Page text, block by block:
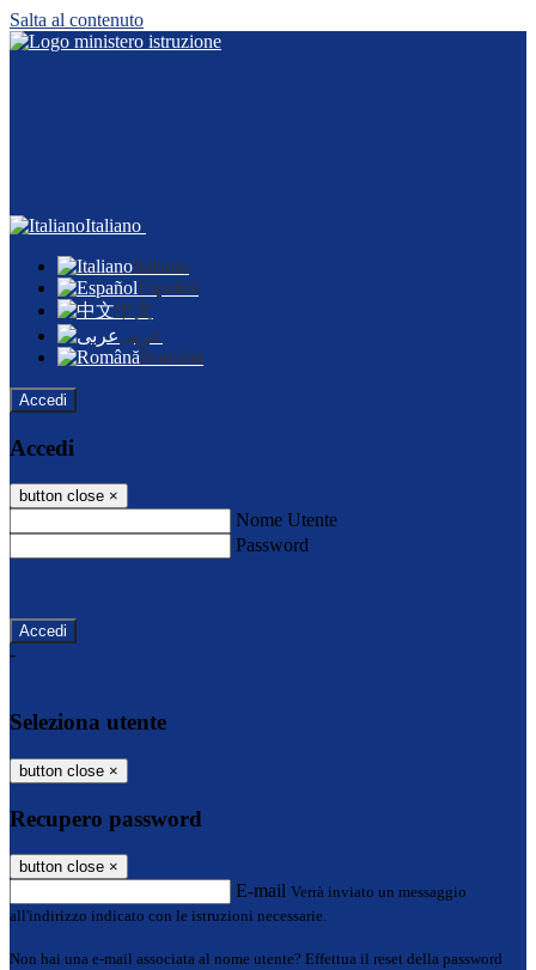
Salta al contenuto
Italiano
Italiano
Español
中文
عربى
Română
Accedi
Accedi
button close ×
Nome Utente
Password
-
Seleziona utente
button close ×
Recupero password
button close ×
E-mail Verrà inviato un messaggio
all'indirizzo indicato con le istruzioni necessarie.
Non hai una e-mail associata al nome utente? Effettua il reset della password